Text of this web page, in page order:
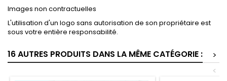
Images non contractuelles
L'utilisation d'un logo sans autorisation de son propriétaire est
sous votre entière responsabilité.
16 AUTRES PRODUITS DANS LA MÊME CATÉGORIE :
>
<